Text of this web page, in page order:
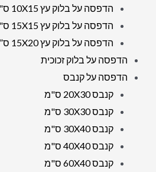
הדפסה על בלוק עץ 10X15 ס"מ
הדפסה על בלוק עץ 15X15 ס"מ
הדפסה על בלוק עץ 15X20 ס”מ
הדפסה על בלוק זכוכית
הדפסה על קנבס
קנבס 20X30 ס"מ
קנבס 30X30 ס"מ
קנבס 30X40 ס"מ
קנבס 40X40 ס"מ
קנבס 60X40 ס"מ